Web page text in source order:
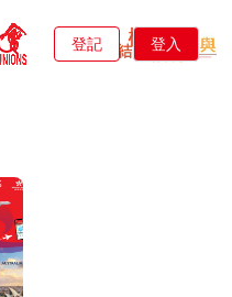
登記 登入